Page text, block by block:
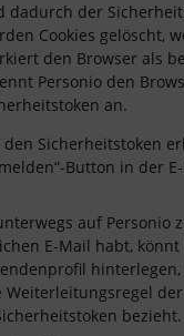
dadurch der
Cookies gelöscht,
den Browser als
Personio den
an.
den Sicherheitstoken
Button in der
auf Personio
E-Mail habt,
Weiterleitungsregel
bezieht.